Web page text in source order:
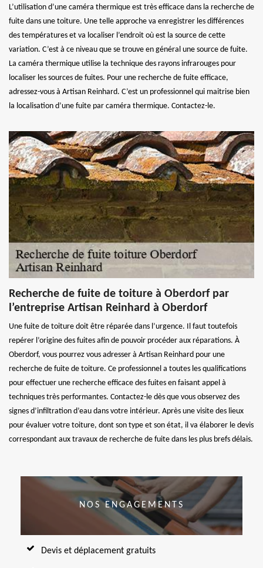
L’utilisation d’une caméra thermique est très efficace dans la recherche de
fuite dans une toiture. Une telle approche va enregistrer les différences
des températures et va localiser l’endroit où est la source de cette
variation. C’est à ce niveau que se trouve en général une source de fuite.
La caméra thermique utilise la technique des rayons infrarouges pour
localiser les sources de fuites. Pour une recherche de fuite efficace,
adressez-vous à Artisan Reinhard. C’est un professionnel qui maitrise bien
la localisation d’une fuite par caméra thermique. Contactez-le.
Recherche de fuite de toiture à Oberdorf par
l’entreprise Artisan Reinhard à Oberdorf
Une fuite de toiture doit être réparée dans l’urgence. Il faut toutefois
repérer l’origine des fuites afin de pouvoir procéder aux réparations. À
Oberdorf, vous pourrez vous adresser à Artisan Reinhard pour une
recherche de fuite de toiture. Ce professionnel a toutes les qualifications
pour effectuer une recherche efficace des fuites en faisant appel à
techniques très performantes. Contactez-le dès que vous observez des
signes d’infiltration d’eau dans votre intérieur. Après une visite des lieux
pour évaluer votre toiture, dont son type et son état, il va élaborer le devis
correspondant aux travaux de recherche de fuite dans les plus brefs délais.
NOS ENGAGEMENTS
Devis et déplacement gratuits